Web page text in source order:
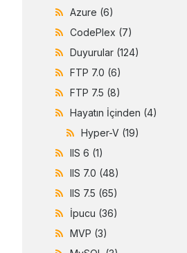
Azure (6)
CodePlex (7)
Duyurular (124)
FTP 7.0 (6)
FTP 7.5 (8)
Hayatın İçinden (4)
Hyper-V (19)
IIS 6 (1)
IIS 7.0 (48)
IIS 7.5 (65)
İpucu (36)
MVP (3)